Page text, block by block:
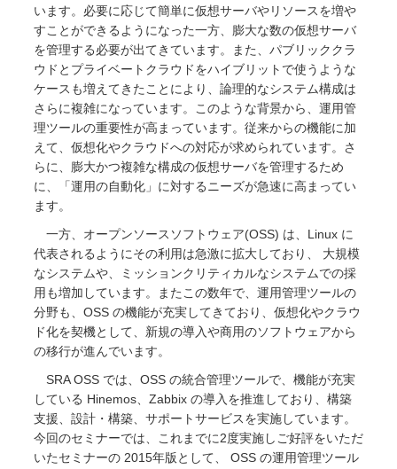
います。必要に応じて簡単に仮想サーバやリソースを増や
すことができるようになった一方、膨大な数の仮想サーバ
を管理する必要が出てきています。また、パブリッククラ
ウドとプライベートクラウドをハイブリットで使うような
ケースも増えてきたことにより、論理的なシステム構成は
さらに複雑になっています。このような背景から、運用管
理ツールの重要性が高まっています。従来からの機能に加
えて、仮想化やクラウドへの対応が求められています。さ
らに、膨大かつ複雑な構成の仮想サーバを管理するため
に、「運用の自動化」に対するニーズが急速に高まってい
ます。
一方、オープンソースソフトウェア(OSS) は、Linux に
代表されるようにその利用は急激に拡大しており、 大規模
なシステムや、ミッションクリティカルなシステムでの採
用も増加しています。またこの数年で、運用管理ツールの
分野も、OSS の機能が充実してきており、仮想化やクラウ
ド化を契機として、新規の導入や商用のソフトウェアから
の移行が進んでいます。
SRA OSS では、OSS の統合管理ツールで、機能が充実
している Hinemos、Zabbix の導入を推進しており、構築
支援、設計・構築、サポートサービスを実施しています。
今回のセミナーでは、これまでに2度実施しご好評をいただ
いたセミナーの 2015年版として、 OSS の運用管理ツール